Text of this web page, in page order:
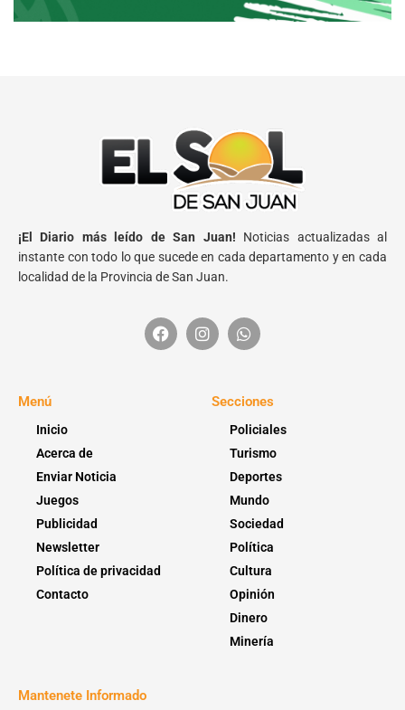
¡El Diario más leído de San Juan! Noticias actualizadas al
instante con todo lo que sucede en cada departamento y en cada
localidad de la Provincia de San Juan.
Menú
Inicio
Acerca de
Enviar Noticia
Juegos
Publicidad
Newsletter
Política de privacidad
Contacto
Secciones
Policiales
Turismo
Deportes
Mundo
Sociedad
Política
Cultura
Opinión
Dinero
Minería
Mantenete Informado